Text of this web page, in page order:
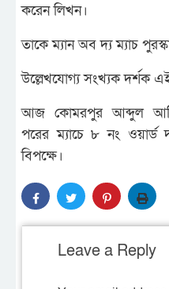
করেন লিখন।
তাকে ম্যান অব দ্য ম্যাচ
উল্লেখযোগ্য সংখ্যক দর্শক
আজ কোমরপুর আব্দুল আজিজ
পরের ম্যাচে ৮ নং
বিপক্ষে।
Leave a Reply